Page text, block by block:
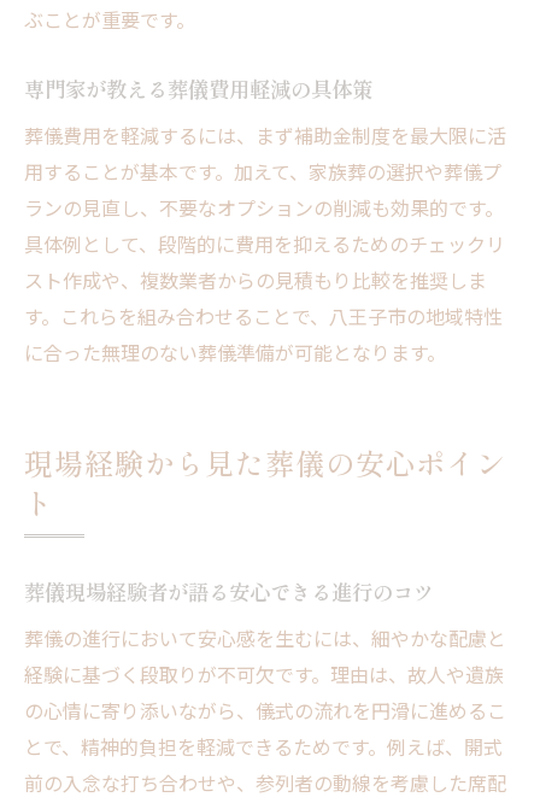
ぶことが重要です。
専門家が教える葬儀費用軽減の具体策
葬儀費用を軽減するには、まず補助金制度を最大限に活
用することが基本です。加えて、家族葬の選択や葬儀プ
ランの見直し、不要なオプションの削減も効果的です。
具体例として、段階的に費用を抑えるためのチェックリ
スト作成や、複数業者からの見積もり比較を推奨しま
す。これらを組み合わせることで、八王子市の地域特性
に合った無理のない葬儀準備が可能となります。
現場経験から見た葬儀の安心ポイン
ト
葬儀現場経験者が語る安心できる進行のコツ
葬儀の進行において安心感を生むには、細やかな配慮と
経験に基づく段取りが不可欠です。理由は、故人や遺族
の心情に寄り添いながら、儀式の流れを円滑に進めるこ
とで、精神的負担を軽減できるためです。例えば、開式
前の入念な打ち合わせや、参列者の動線を考慮した席配